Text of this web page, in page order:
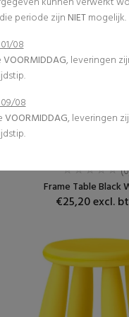
Frame Table Black
€25,20 excl.
periode zijn NIETmogelijk.
08
VOORMIDDAG, leveringen
08
VOORMIDDAG, leveringen